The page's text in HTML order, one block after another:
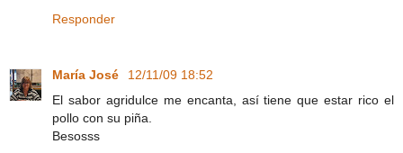
Responder
María José
12/11/09 18:52
El sabor agridulce me encanta, así tiene que estar rico el
pollo con su piña.
Besosss